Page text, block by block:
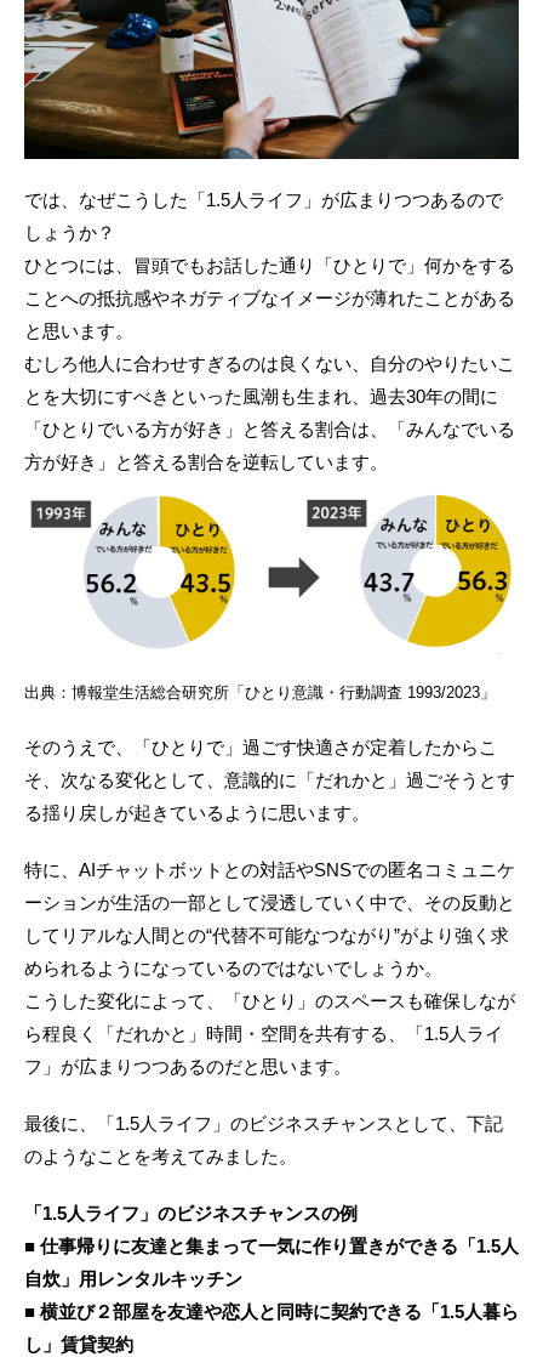
では、なぜこうした「1.5人ライフ」が広まりつつあるので
しょうか？
ひとつには、冒頭でもお話した通り「ひとりで」何かをする
ことへの抵抗感やネガティブなイメージが薄れたことがある
と思います。
むしろ他人に合わせすぎるのは良くない、自分のやりたいこ
とを大切にすべきといった風潮も生まれ、過去30年の間に
「ひとりでいる方が好き」と答える割合は、「みんなでいる
方が好き」と答える割合を逆転しています。
出典：博報堂生活総合研究所「ひとり意識・行動調査 1993/2023」
そのうえで、「ひとりで」過ごす快適さが定着したからこ
そ、次なる変化として、意識的に「だれかと」過ごそうとす
る揺り戻しが起きているように思います。
特に、AIチャットボットとの対話やSNSでの匿名コミュニケ
ーションが生活の一部として浸透していく中で、その反動と
してリアルな人間との“代替不可能なつながり”がより強く求
められるようになっているのではないでしょうか。
こうした変化によって、「ひとり」のスペースも確保しなが
ら程良く「だれかと」時間・空間を共有する、「1.5人ライ
フ」が広まりつつあるのだと思います。
最後に、「1.5人ライフ」のビジネスチャンスとして、下記
のようなことを考えてみました。
「1.5人ライフ」のビジネスチャンスの例
■ 仕事帰りに友達と集まって一気に作り置きができる「1.5人
自炊」用レンタルキッチン
■ 横並び２部屋を友達や恋人と同時に契約できる「1.5人暮ら
し」賃貸契約